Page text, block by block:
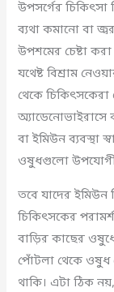
উপসর্গের চিকিৎসা
ব্যথা কমানো বা
উপশমের চেষ্টা
যথেষ্ট বিশ্রাম
থেকে
অ্যাডেনোভাইরাসে
বা ইমিউন ব্যবস্থা
ওষুধগুলো উপযোগী
তবে যাদের ইমিউন
চিকিৎসকের
বাড়ির কাছের
পোঁটলা থেকে ওষুধ
থাকি। এটা ঠিক